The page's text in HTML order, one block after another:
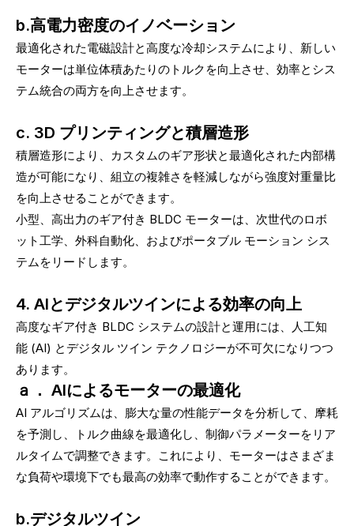
b.高電力密度のイノベーション
最適化された電磁設計と高度な冷却システムにより、新しい
モーターは単位体積あたりのトルクを向上させ、効率とシス
テム統合の両方を向上させます。
c. 3D プリンティングと積層造形
積層造形により、カスタムのギア形状と最適化された内部構
造が可能になり、組立の複雑さを軽減しながら強度対重量比
を向上させることができます。
小型、高出力のギア付き BLDC モーターは、次世代のロボ
ット工学、外科自動化、およびポータブル モーション シス
テムをリードします。
4. AIとデジタルツインによる効率の向上
高度なギア付き BLDC システムの設計と運用には、人工知
能 (AI) とデジタル ツイン テクノロジーが不可欠になりつつ
あります。
ａ． AIによるモーターの最適化
AI アルゴリズムは、膨大な量の性能データを分析して、摩耗
を予測し、トルク曲線を最適化し、制御パラメーターをリア
ルタイムで調整できます。これにより、モーターはさまざま
な負荷や環境下でも最高の効率で動作することができます。
b.デジタルツイン